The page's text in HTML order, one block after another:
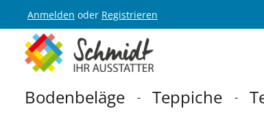
Hauptnavigation springen
Anmelden oder Registrieren
Bodenbeläge Teppiche